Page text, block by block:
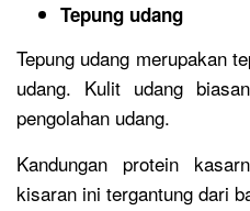
Tepung udang
Tepung udang merupakan
udang. Kulit udang
pengolahan udang.
Kandungan protein
kisaran ini tergantung dari